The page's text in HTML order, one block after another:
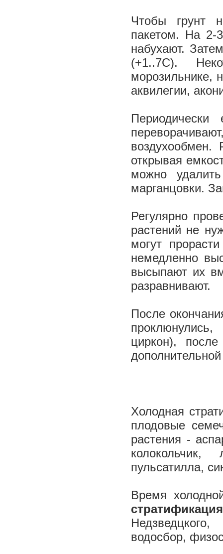
Чтобы грунт
пакетом. На 2-
набухают.
(+1..7С).
морозильнике,
аквилегии,
открывая
можно
марганцовки.
Регулярно
растений не
могут
немедленно
высыпают их
разравнивают.
После
циркон),
Холодная
плодовые
растения -
пульсатилла,
Время
водосбор,